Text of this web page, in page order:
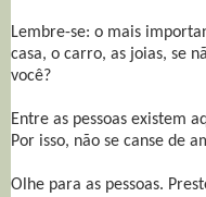
*
Lembre-se: o mais
casa, o carro, as joias, se
você?
Entre as pessoas existem
Por isso, não se canse de
Olhe para as pessoas.